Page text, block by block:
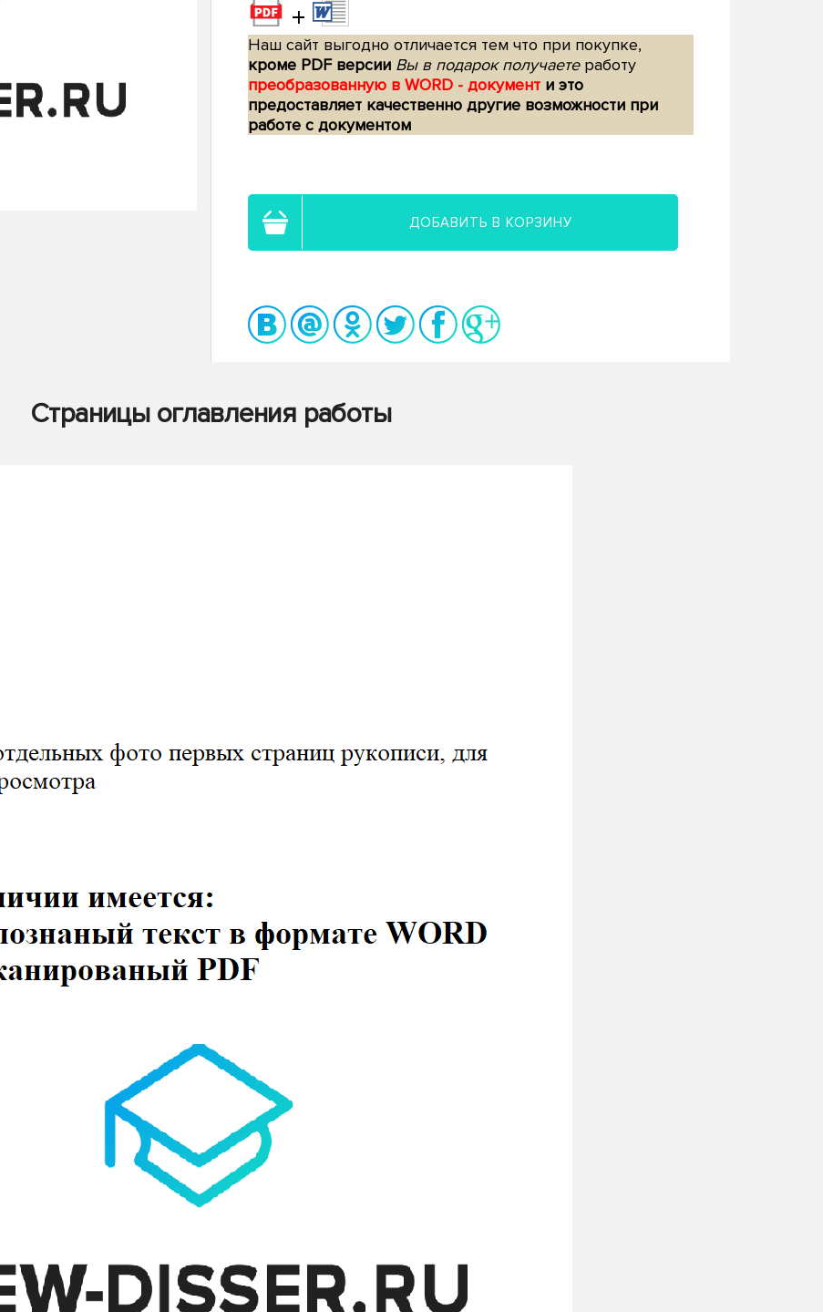
+
Наш сайт выгодно отличается тем что при покупке,
кроме PDF версии Вы в подарок получаетеработу
преобразованную в WORD - документ и это
предоставляет качественно другие возможности при
работе с документом
ДОБАВИТЬ В КОРЗИНУ
Страницы оглавления работы